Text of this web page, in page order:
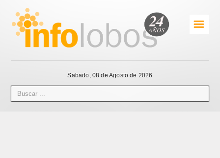
☰
Sabado, 08 de Agosto de 2026